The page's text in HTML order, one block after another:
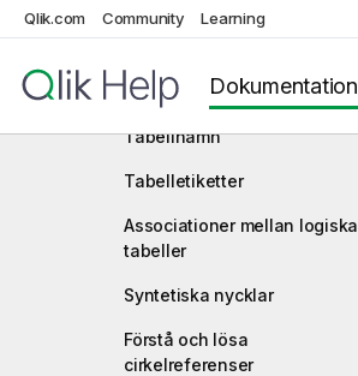
Qlik.com Community Learning
Dokumentation
datastrukturer
Logiska tabeller
Tabellnamn
Tabelletiketter
Associationer mellan logiska
tabeller
Syntetiska nycklar
Förstå och lösa
cirkelreferenser